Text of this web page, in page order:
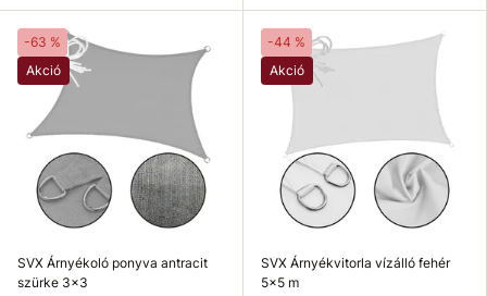
-63 %
Akció
SVX Árnyékoló ponyva antracit
szürke 3x3
-44 %
Akció
SVX Árnyékvitorla vízálló fehér
5x5 m